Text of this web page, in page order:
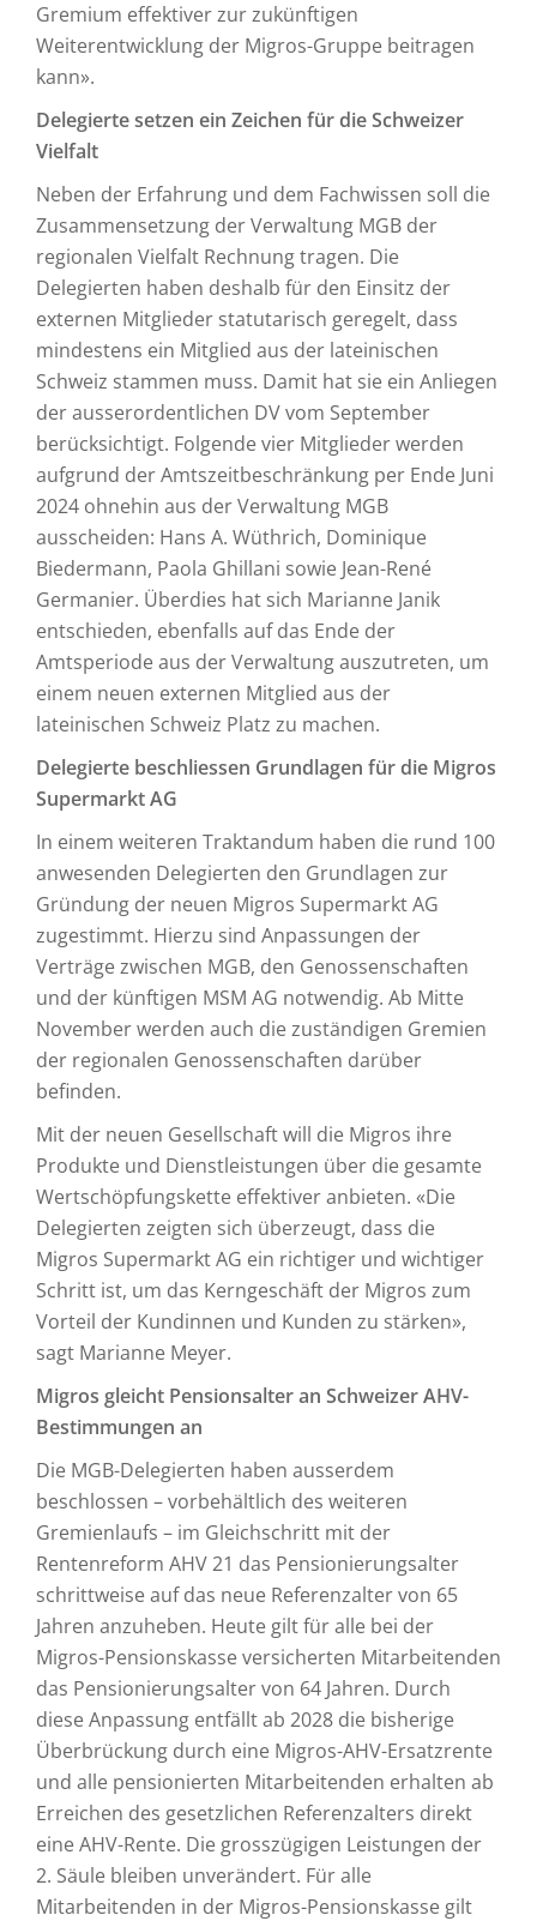
Gremium effektiver zur zukünftigen
Weiterentwicklung der Migros-Gruppe beitragen
kann».
Delegierte setzen ein Zeichen für die Schweizer
Vielfalt
Neben der Erfahrung und dem Fachwissen soll die
Zusammensetzung der Verwaltung MGB der
regionalen Vielfalt Rechnung tragen. Die
Delegierten haben deshalb für den Einsitz der
externen Mitglieder statutarisch geregelt, dass
mindestens ein Mitglied aus der lateinischen
Schweiz stammen muss. Damit hat sie ein Anliegen
der ausserordentlichen DV vom September
berücksichtigt. Folgende vier Mitglieder werden
aufgrund der Amtszeitbeschränkung per Ende Juni
2024 ohnehin aus der Verwaltung MGB
ausscheiden: Hans A. Wüthrich, Dominique
Biedermann, Paola Ghillani sowie Jean-René
Germanier. Überdies hat sich Marianne Janik
entschieden, ebenfalls auf das Ende der
Amtsperiode aus der Verwaltung auszutreten, um
einem neuen externen Mitglied aus der
lateinischen Schweiz Platz zu machen.
Delegierte beschliessen Grundlagen für die Migros
Supermarkt AG
In einem weiteren Traktandum haben die rund 100
anwesenden Delegierten den Grundlagen zur
Gründung der neuen Migros Supermarkt AG
zugestimmt. Hierzu sind Anpassungen der
Verträge zwischen MGB, den Genossenschaften
und der künftigen MSM AG notwendig. Ab Mitte
November werden auch die zuständigen Gremien
der regionalen Genossenschaften darüber
befinden.
Mit der neuen Gesellschaft will die Migros ihre
Produkte und Dienstleistungen über die gesamte
Wertschöpfungskette effektiver anbieten. «Die
Delegierten zeigten sich überzeugt, dass die
Migros Supermarkt AG ein richtiger und wichtiger
Schritt ist, um das Kerngeschäft der Migros zum
Vorteil der Kundinnen und Kunden zu stärken»,
sagt Marianne Meyer.
Migros gleicht Pensionsalter an Schweizer AHV-
Bestimmungen an
Die MGB-Delegierten haben ausserdem
beschlossen – vorbehältlich des weiteren
Gremienlaufs – im Gleichschritt mit der
Rentenreform AHV 21 das Pensionierungsalter
schrittweise auf das neue Referenzalter von 65
Jahren anzuheben. Heute gilt für alle bei der
Migros-Pensionskasse versicherten Mitarbeitenden
das Pensionierungsalter von 64 Jahren. Durch
diese Anpassung entfällt ab 2028 die bisherige
Überbrückung durch eine Migros-AHV-Ersatzrente
und alle pensionierten Mitarbeitenden erhalten ab
Erreichen des gesetzlichen Referenzalters direkt
eine AHV-Rente. Die grosszügigen Leistungen der
2. Säule bleiben unverändert. Für alle
Mitarbeitenden in der Migros-Pensionskasse gilt